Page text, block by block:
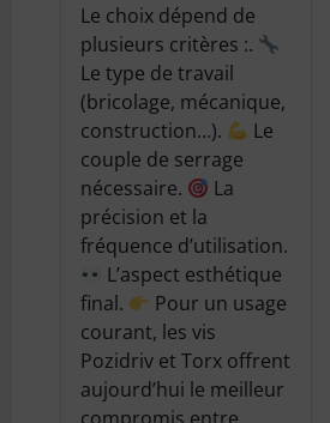
Le choix dépend de
plusieurs critères :.
Le type de travail
(bricolage, mécanique,
construction…).
Le
couple de serrage
nécessaire.
La
précision et la
fréquence d’utilisation.
L’aspect esthétique
final.
Pour un usage
courant, les vis
Pozidriv et Torx offrent
aujourd’hui le meilleur